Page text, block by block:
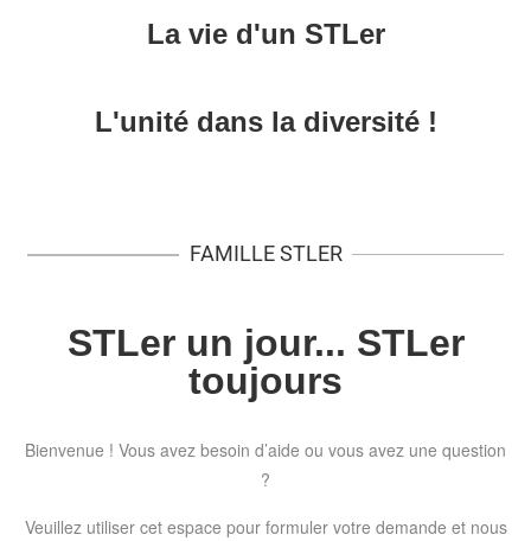
La vie d'un STLer
L'unité dans la diversité !
FAMILLE STLER
STLer un jour... STLer
toujours
Bienvenue ! Vous avez besoin d’aide ou vous avez une question
?
Veuillez utiliser cet espace pour formuler votre demande et nous